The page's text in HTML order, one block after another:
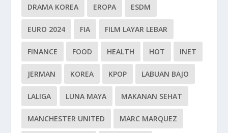
DRAMA KOREA EROPA ESDM
EURO 2024 FIA FILM LAYAR LEBAR
FINANCE FOOD HEALTH HOT INET
JERMAN KOREA KPOP LABUAN BAJO
LALIGA LUNA MAYA MAKANAN SEHAT
MANCHESTER UNITED MARC MARQUEZ